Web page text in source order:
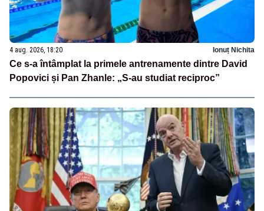
4 aug. 2026, 18:20 Ionuț Nichita
Ce s-a întâmplat la primele antrenamente dintre David
Popovici și Pan Zhanle: „S-au studiat reciproc”